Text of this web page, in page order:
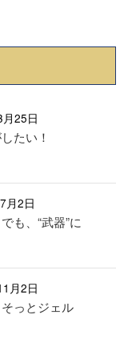
25日
たい！
月2日
も、“武器”に
月2日
っとジェル